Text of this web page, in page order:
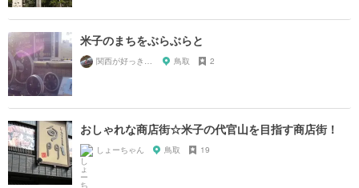
米子のまちをぶらぶらと
関西が好っきゃねん 鳥取 2
おしゃれな商店街☆米子の代官山を目指す商店街！
しょーちゃん 鳥取 19